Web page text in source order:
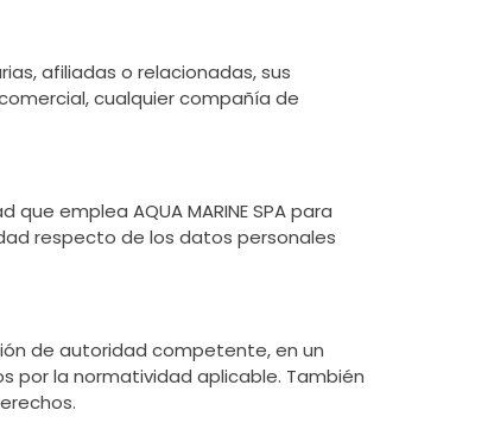
afiliadas o relacionadas, sus
cualquier compañía de
emplea AQUA MARINE SPA para
respecto de los datos personales
de autoridad competente, en un
por la normatividad aplicable. También